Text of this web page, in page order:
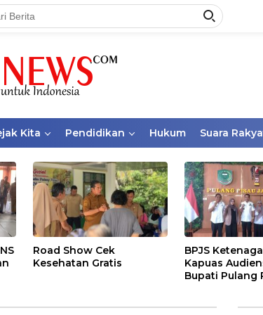
Kita Pendidikan Hukum Suara
Road Show Cek
Kesehatan Gratis
BPJS
Kapuas
Bupati Pulang